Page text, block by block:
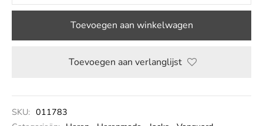
Toevoegen aan winkelwagen
Toevoegen aan verlanglijst
SKU: 011783